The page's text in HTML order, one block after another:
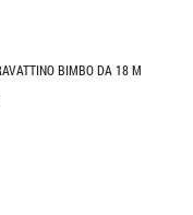
BIMBO DA 18 M